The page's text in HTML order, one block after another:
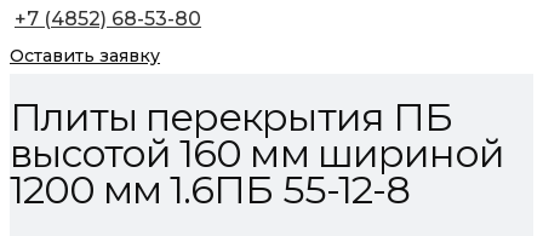
+7 (4852) 68-53-80
Оставить заявку
Плиты перекрытия ПБ
высотой 160 мм шириной
1200 мм 1.6ПБ 55-12-8